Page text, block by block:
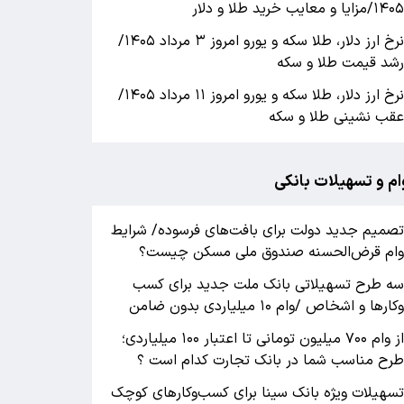
ارز دلار، طلا سکه و یورو
قیمت طلا و سکه
۱۴۰۵/مزایا و معایب خرید طلا و دلار
نرخ ارز دلار، طلا سکه و یورو امروز ۳ مرداد ۱۴۰۵/
رشد قیمت طلا و سکه
نرخ ارز دلار، طلا سکه و یورو امروز ۱۱ مرداد ۱۴۰۵/
عقب نشینی طلا و سکه
و تسهیلات بانکی
تصمیم جدید دولت برای بافت‌های فرسوده/ شرایط
وام قرض‌الحسنه صندوق ملی مسکن چیست؟
سه طرح تسهیلاتی بانک ملت جدید برای کسب
وکارها و اشخاص /وام ۱۰ میلیاردی بدون ضامن
از وام ۷۰۰ میلیون تومانی تا اعتبار ۱۰۰ میلیاردی؛
طرح مناسب شما در بانک تجارت کدام است ؟
تسهیلات ویژه بانک سینا برای کسب‌وکارهای کوچک